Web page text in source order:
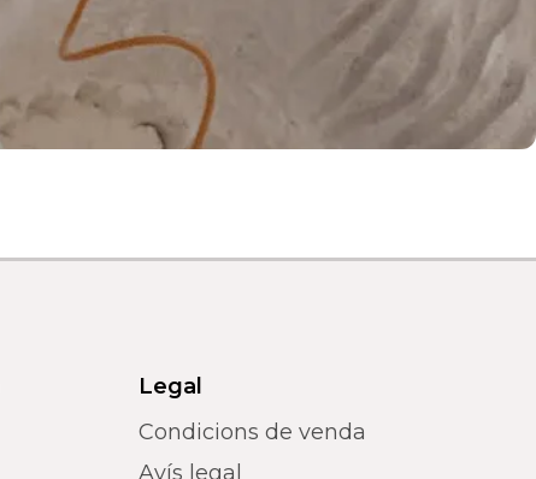
Legal
Condicions de venda
Avís legal